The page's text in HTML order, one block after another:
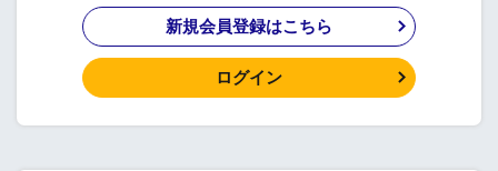
新規会員登録はこちら
ログイン